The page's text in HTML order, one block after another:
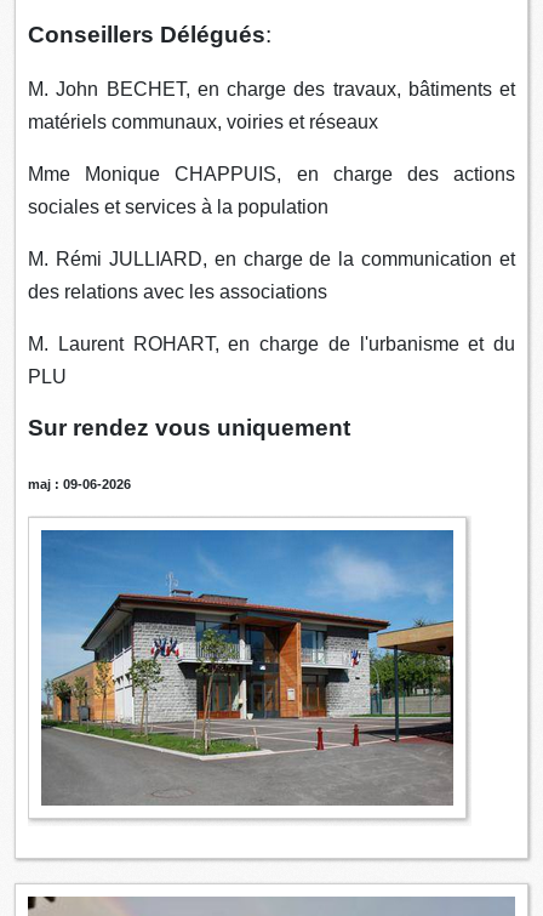
Conseillers Délégués:
M. John BECHET, en charge des travaux, bâtiments et
matériels communaux, voiries et réseaux
Mme Monique CHAPPUIS, en charge des actions
sociales et services à la population
M. Rémi JULLIARD, en charge de la communication et
des relations avec les associations
M. Laurent ROHART, en charge de l'urbanisme et du
PLU
Sur rendez vous uniquement
maj : 09-06-2026